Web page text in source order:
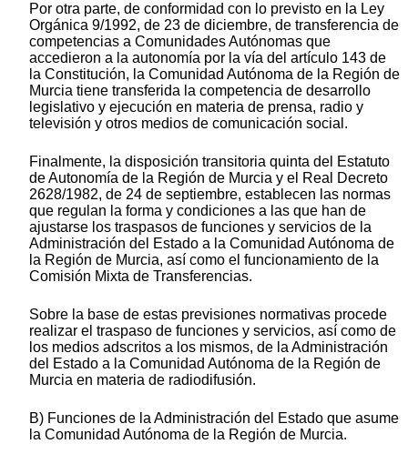
Por otra parte, de conformidad con lo previsto en la Ley
Orgánica 9/1992, de 23 de diciembre, de transferencia de
competencias a Comunidades Autónomas que
accedieron a la autonomía por la vía del artículo 143 de
la Constitución, la Comunidad Autónoma de la Región de
Murcia tiene transferida la competencia de desarrollo
legislativo y ejecución en materia de prensa, radio y
televisión y otros medios de comunicación social.
Finalmente, la disposición transitoria quinta del Estatuto
de Autonomía de la Región de Murcia y el Real Decreto
2628/1982, de 24 de septiembre, establecen las normas
que regulan la forma y condiciones a las que han de
ajustarse los traspasos de funciones y servicios de la
Administración del Estado a la Comunidad Autónoma de
la Región de Murcia, así como el funcionamiento de la
Comisión Mixta de Transferencias.
Sobre la base de estas previsiones normativas procede
realizar el traspaso de funciones y servicios, así como de
los medios adscritos a los mismos, de la Administración
del Estado a la Comunidad Autónoma de la Región de
Murcia en materia de radiodifusión.
B) Funciones de la Administración del Estado que asume
la Comunidad Autónoma de la Región de Murcia.